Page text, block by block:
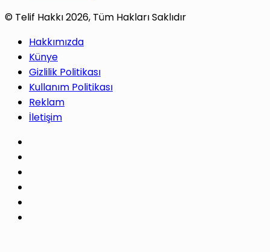
© Telif Hakkı 2026, Tüm Hakları Saklıdır
Hakkımızda
Künye
Gizlilik Politikası
Kullanım Politikası
Reklam
İletişim